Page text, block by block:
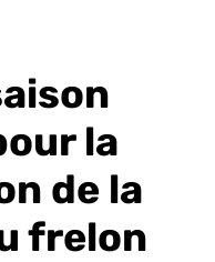
la
de la
frelon